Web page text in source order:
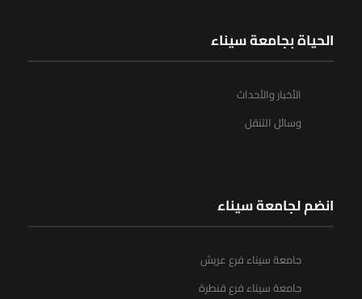
الحياة بجامعة سيناء
الأخبار والأحداث
وسائل التنقل
انضم لجامعة سيناء
جامعة سيناء فرع عريش
جامعة سيناء فرع قنطرة